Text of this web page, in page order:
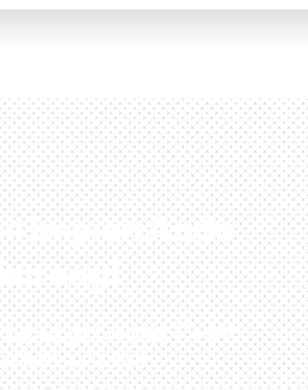
Impian Anda
Dealer Resmi
Kota Anda!